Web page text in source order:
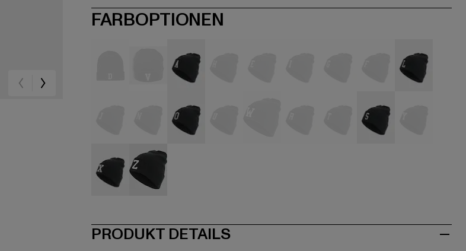
FARBOPTIONEN
schwarzschwarz
PRODUKT DETAILS